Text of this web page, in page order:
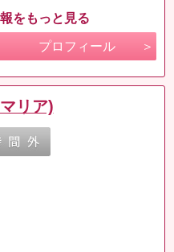
をもっと見る
プロフィール
リア)